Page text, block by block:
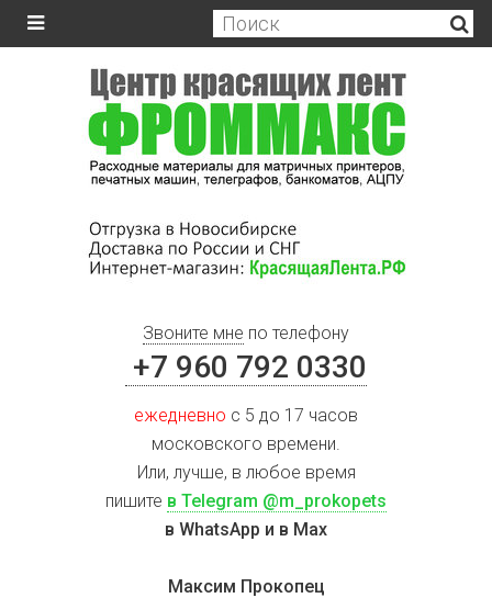
Звоните мне по телефону
+7 960 792 0330
ежедневно с 5 до 17 часов
московского времени.
Или, лучше, в любое время
пишите в Telegram @m_prokopets
в WhatsApp и в Max
Максим Прокопец